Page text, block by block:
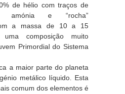
de hélio com traços de
amónia e “rocha”
a massa de 10 a 15
composição muito
Primordial do Sistema
a maior parte do planeta
metálico líquido. Esta
comum dos elementos é